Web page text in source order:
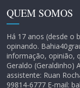
QUEM SOMOS
Há 17 anos (desde o
opinando.
informação, opinião,
Geraldo (Geraldinho)
assistente: Ruan
99814-6777 E-mail: